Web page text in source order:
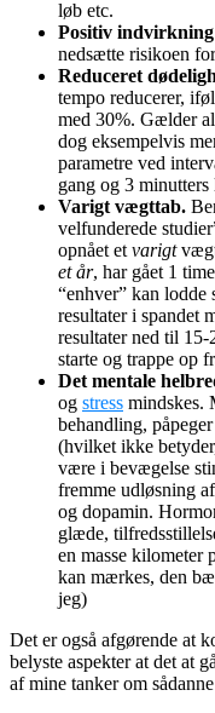
løb etc.
Positiv
nedsætte risikoen
Reduceret
tempo reducerer,
med 30%. Gælder
dog eksempelvis
parametre ved
gang og 3 minutters
Varigt vægttab.
velfunderede
opnået etvarigt
et år, har gået 1
“enhver” kan lodde
resultater i spandet
resultater ned til 15-
starte og trappe op
Det mentale
og stress mindskes.
behandling,
(hvilket ikke
være i bevægelse
fremme udløsning
og dopamin.
glæde,
en masse kilometer
kan mærkes, den
jeg)
Det er også afgørende at
belyste aspekter at det at
af mine tanker om